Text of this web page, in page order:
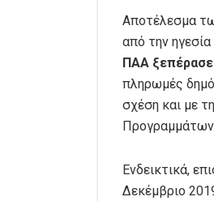
Αποτέλεσμα
από την ηγεσία
ΠΑΑ
πληρωμές
σχέση και με
Προγραμμάτων
Ενδεικτικά,
Δεκέμβριο